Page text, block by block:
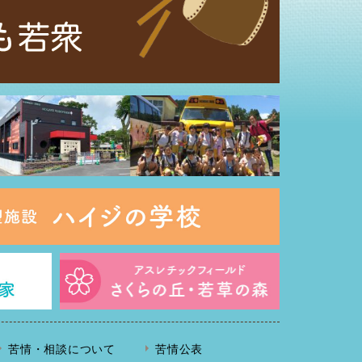
苦情・相談について 苦情公表